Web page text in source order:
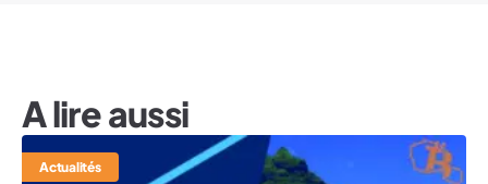
A lire aussi
Actualités